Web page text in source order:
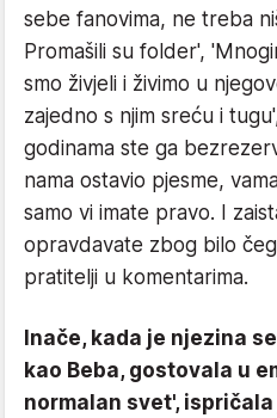
sebe fanovima, ne treba
Promašili su folder',
smo živjeli i živimo u
zajedno s njim sreću i
godinama ste ga
nama ostavio pjesme,
samo vi imate pravo. I
opravdavate zbog bilo
pratitelji u komentarima.
Inače, kada je njezina
kao Beba, gostovala u
normalan svet',